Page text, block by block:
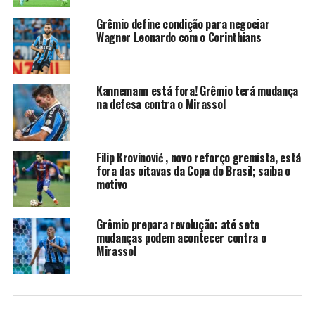
confronto: o lateral Marcos Rocha e o volante Erick
Noriega, recém-contratados nesta semana e já
disponíveis para a partida.
Provável escalação do Grêmio
Tiago
Volpi; Marcos Rocha, Balbuena,
Kannemann e Marlon; Cuéllar, Edenilson,
Riquelme; Alysson, Kike Olivera e
Braithwaite. Técncico: Mano Menezes.
O centroavante Braithwaite, que cumpriu suspensão na
rodada anterior, está de volta à equipe. Por outro lado,
seu reserva imediato, Carlos Vinícius, está fora de
combate. O atacante foi expulso na partida contra o
Galo, realizada no último domingo.
Relacionados do Tricolor Gaúcho
Grêmio define condição para negociar
Wagner Leonardo com o Corinthians
Kannemann está fora! Grêmio terá mudança
na defesa contra o Mirassol
Filip Krovinović , novo reforço gremista, está
fora das oitavas da Copa do Brasil; saiba o
motivo
Grêmio prepara revolução: até sete
mudanças podem acontecer contra o
Mirassol